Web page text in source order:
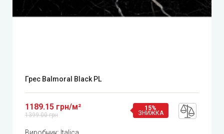
Грес Balmoral Black PL
1189.15 грн/м²
1399.00 грн
15%
ЗНИЖКА